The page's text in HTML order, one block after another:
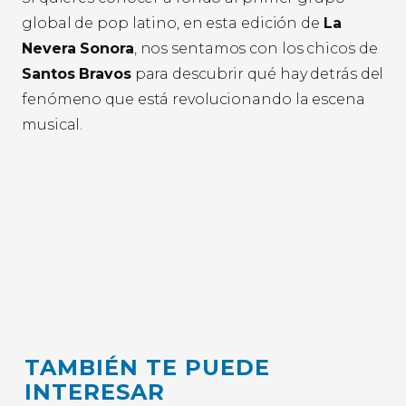
global de pop latino, en esta edición de La
Nevera Sonora, nos sentamos con los chicos de
Santos Bravospara descubrir qué hay detrás del
fenómeno que está revolucionando la escena
musical.
TAMBIÉN TE PUEDE
INTERESAR